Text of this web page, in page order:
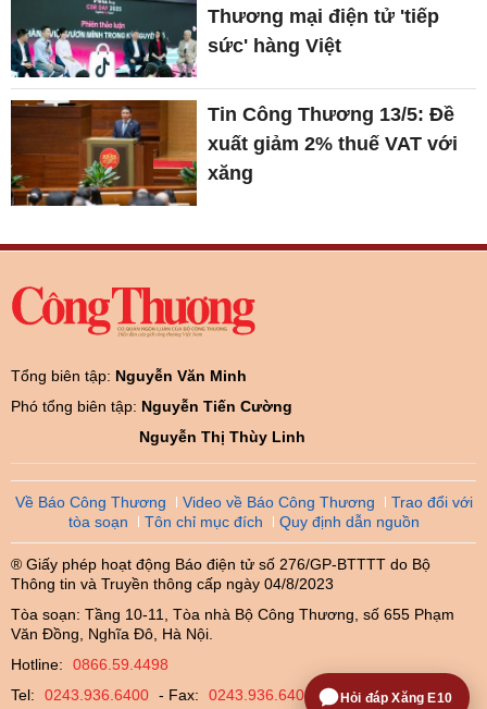
Thương mại điện tử 'tiếp
sức' hàng Việt
Tin Công Thương 13/5: Đề
xuất giảm 2% thuế VAT với
xăng
Tổng biên tập: Nguyễn Văn Minh
Phó tổng biên tập: Nguyễn Tiến Cường
Nguyễn Thị Thùy Linh
Về Báo Công Thương Video về Báo Công Thương
Trao đổi với
tòa soạn
Tôn chỉ mục đích Quy định dẫn nguồn
® Giấy phép hoạt động Báo điện tử số 276/GP-BTTTT do Bộ
Thông tin và Truyền thông cấp ngày 04/8/2023
Tòa soạn: Tầng 10-11, Tòa nhà Bộ Công Thương, số 655 Phạm
Văn Đồng, Nghĩa Đô, Hà Nội.
Hotline:
0866.59.4498
Tel:
0243.936.6400 - Fax: 0243.936.6402 Hỏi đáp Xăng E10